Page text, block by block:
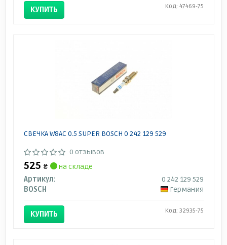
КУПИТЬ Код: 47469-75
СВЕЧКА W8AC 0.5 SUPER BOSCH 0 242 129 529
0 отзывов
525 ₴
на складе
Артикул:
0 242 129 529
BOSCH
Германия
КУПИТЬ Код: 32935-75